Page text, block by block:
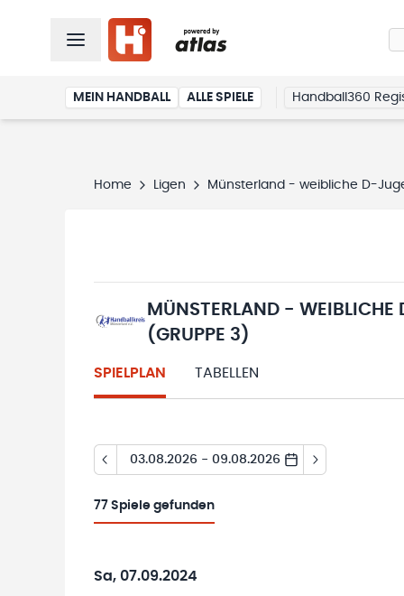
MEIN HANDBALL ALLE SPIELE Handball360
Home Ligen Münsterland - weibliche D-
MÜNSTERLAND - WEIBLICHE
(GRUPPE 3)
SPIELPLAN TABELLEN
03.08.2026 - 09.08.2026
77 Spiele gefunden
Sa, 07.09.2024